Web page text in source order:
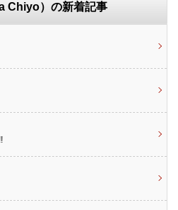
Chiyo）の新着記事